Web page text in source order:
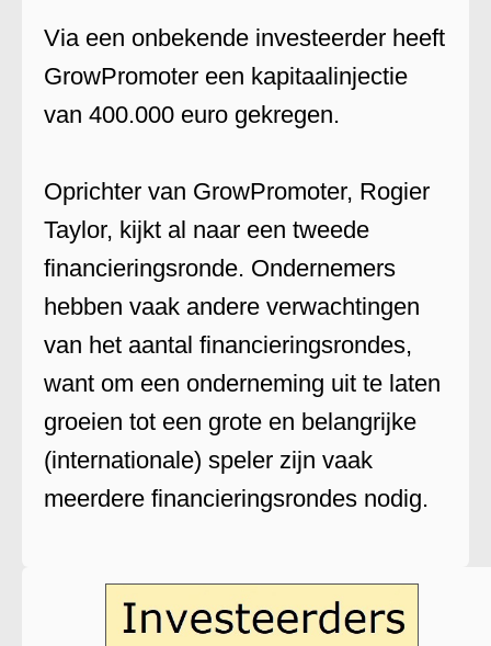
Via een onbekende investeerder heeft
GrowPromoter een kapitaalinjectie
van 400.000 euro gekregen.
Oprichter van GrowPromoter, Rogier
Taylor, kijkt al naar een tweede
financieringsronde. Ondernemers
hebben vaak andere verwachtingen
van het aantal financieringsrondes,
want om een onderneming uit te laten
groeien tot een grote en belangrijke
(internationale) speler zijn vaak
meerdere financieringsrondes nodig.